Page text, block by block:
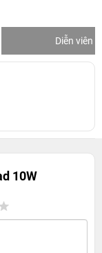
Diễn viên
10W